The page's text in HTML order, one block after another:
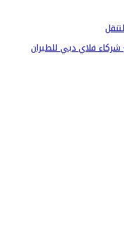
فلاي دبي للطيران